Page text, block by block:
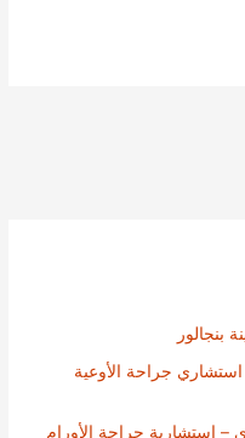
استشاري جراحة الأوعية
– استشارية جراحة الأورام